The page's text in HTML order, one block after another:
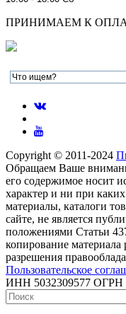
ПРИНИМАЕМ К
Copyright © 2011-2024
Обращаем Ваше
его содержимое носит
характер и ни при
материалы, каталоги
сайте, не является
положениями Статьи
копирование материала
разрешения
Пользовательское
ИНН 5032309577 ОГРН